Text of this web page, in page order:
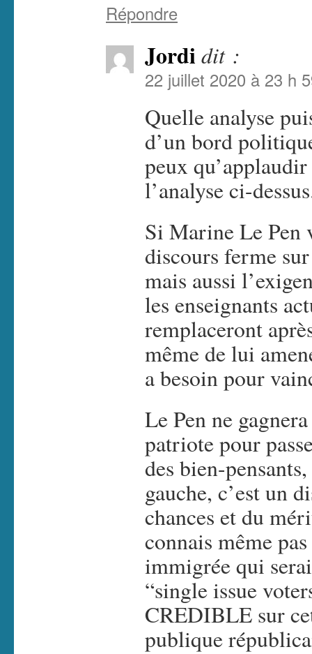
Répondre
Jordi dit :
22 juillet 2020 à 23 h
Quelle analyse
d’un bord
peux
l’analyse ci-
Si Marine Le Pen
discours ferme
mais aussi
les enseignants
remplaceront
même de lui
a besoin pour
Le Pen ne
patriote pour
des bien-
gauche, c’est un
chances et du
connais même
immigrée qui
“single issue
CREDIBLE sur
publique